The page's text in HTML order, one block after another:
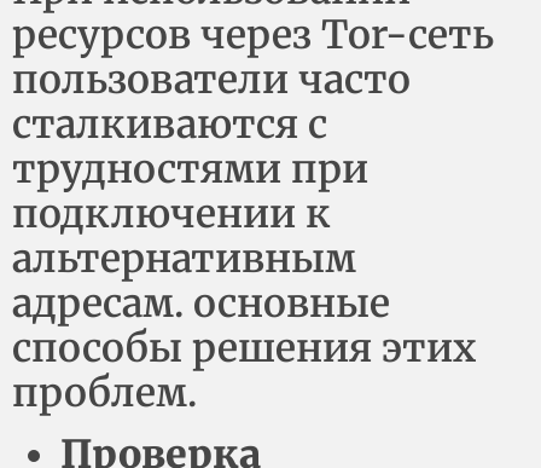
ресурсов через Tor-сеть
пользователи часто
сталкиваются с
трудностями при
подключении к
альтернативным
адресам. основные
способы решения этих
проблем.
Проверка